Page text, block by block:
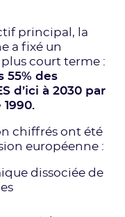
principal, la
a fixé un
court terme :
55% des
d’ici à 2030 par
chiffrés ont été
européenne :
dissociée de